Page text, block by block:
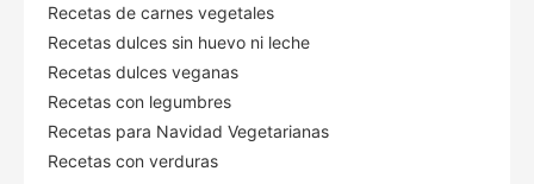
Recetas de carnes vegetales
Recetas dulces sin huevo ni leche
Recetas dulces veganas
Recetas con legumbres
Recetas para Navidad Vegetarianas
Recetas con verduras